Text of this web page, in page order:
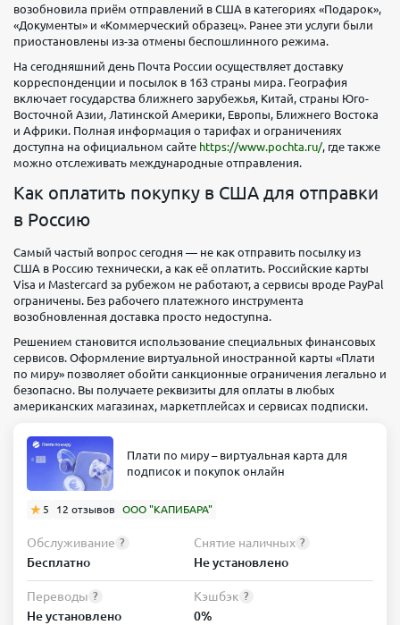
возобновила приём отправлений в США в категориях «Подарок»,
«Документы» и «Коммерческий образец». Ранее эти услуги были
приостановлены из-за отмены беспошлинного режима.
На сегодняшний день Почта России осуществляет доставку
корреспонденции и посылок в 163 страны мира. География
включает государства ближнего зарубежья, Китай, страны Юго-
Восточной Азии, Латинской Америки, Европы, Ближнего Востока
и Африки. Полная информация о тарифах и ограничениях
доступна на официальном сайте https://www.pochta.ru/, где также
можно отслеживать международные отправления.
Как оплатить покупку в США для отправки
в Россию
Самый частый вопрос сегодня — не как отправить посылку из
США в Россию технически, а как её оплатить. Российские карты
Visa и Mastercard за рубежом не работают, а сервисы вроде PayPal
ограничены. Без рабочего платежного инструмента
возобновленная доставка просто недоступна.
Решением становится использование специальных финансовых
сервисов. Оформление виртуальной иностранной карты «Плати
по миру» позволяет обойти санкционные ограничения легально и
безопасно. Вы получаете реквизиты для оплаты в любых
американских магазинах, маркетплейсах и сервисах подписки.
Плати по миру – виртуальная карта для
подписок и покупок онлайн
5 12 отзывов ООО "КАПИБАРА"
Обслуживание ?
Бесплатно
Снятие наличных ?
Не установлено
Переводы ?
Не установлено
Кэшбэк ?
0%